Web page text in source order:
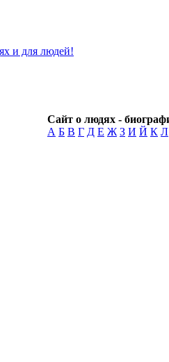
Сайт о людях -
А Б В Г Д Е Ж З И Й К Л